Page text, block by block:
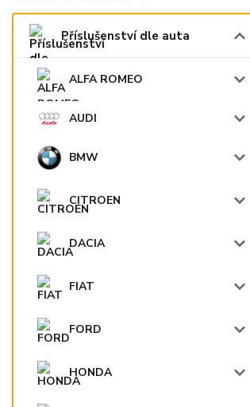
Příslušenství dle auta
ALFA ROMEO
AUDI
BMW
CITROEN
DACIA
FIAT
FORD
HONDA